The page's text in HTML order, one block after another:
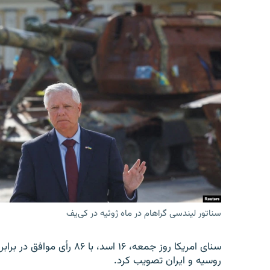
سناتور لیندسی گراهام در ماه ژوئیه در کی‌یف
روسیه و ایران تصویب کرد.